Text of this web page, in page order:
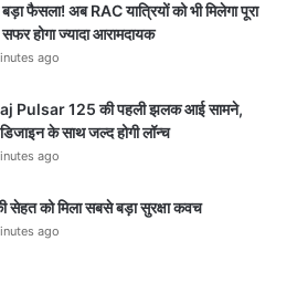
फैसला! अब RAC यात्रियों को भी मिलेगा पूरा
होगा ज्यादा आरामदायक
ago
Pulsar 125 की पहली झलक आई सामने,
के साथ जल्द होगी लॉन्च
ago
सेहत को मिला सबसे बड़ा सुरक्षा कवच
ago